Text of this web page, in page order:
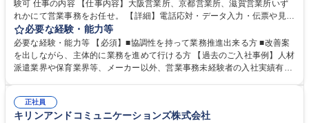
験可 仕事の内容 【仕事内容】大阪営業所、京都営業所、滋賀営業所いず
れかにて営業事務をお任せ。 【詳細】電話応対・データ入力・伝票や見積
の作成・カタログ送付・来客対応・営業所内で発生する事務業務や業務改
善をお任せ。 【教育制度】ご入社後、育成担当とペアになりながらOJTに
て業務を覚えていただくことが可能です。業務システムがきちんと構築さ
れているため、スムーズに仕事に慣れることができる環境です。また、
募集職種 【大阪・京都・滋賀】営業事務 ※未経験可
必要な経験・能力等
必要な経験・能力等 【必須】■協調性を持って業務推進出来る方 ■改善案
を出しながら、主体的に業務を進めて行ける方 【過去のご入社事例】人材
派遣業界や保育業界等、メーカー以外、営業事務未経験者の入社実績有
えて、お客様や社員の状況に合わせ、能動的なサポート、改善の動きも期
待され。組織を支えるスペシャリストとして、チームに貢献し、結果的に
正社員
キリンアンドコミュニケーションズ株式会社